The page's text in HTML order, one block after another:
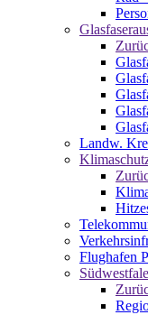
Landw.
Flughafen